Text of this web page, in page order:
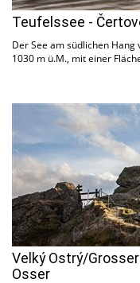
Teufelssee -
Der See am südlichen
1030 m ü.M., mit einer
Velký Ostrý/
Osser